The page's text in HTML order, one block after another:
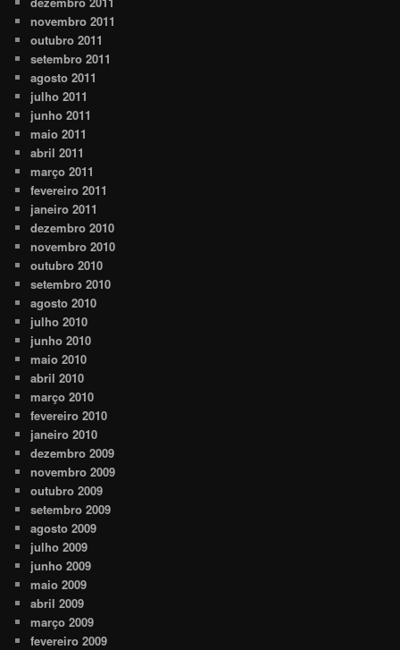
novembro 2011
outubro 2011
setembro 2011
agosto 2011
julho 2011
junho 2011
maio 2011
abril 2011
março 2011
fevereiro 2011
janeiro 2011
dezembro 2010
novembro 2010
outubro 2010
setembro 2010
agosto 2010
julho 2010
junho 2010
maio 2010
abril 2010
março 2010
fevereiro 2010
janeiro 2010
dezembro 2009
novembro 2009
outubro 2009
setembro 2009
agosto 2009
julho 2009
junho 2009
maio 2009
abril 2009
março 2009
fevereiro 2009